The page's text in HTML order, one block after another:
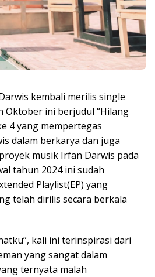
kembali merilis single
Oktober ini berjudul “Hilang
4 yang mempertegas
dalam berkarya dan juga
musik Irfan Darwis pada
tahun 2024 ini sudah
Playlist(EP) yang
telah dirilis secara berkala
kali ini terinspirasi dari
yang sangat dalam
ternyata malah